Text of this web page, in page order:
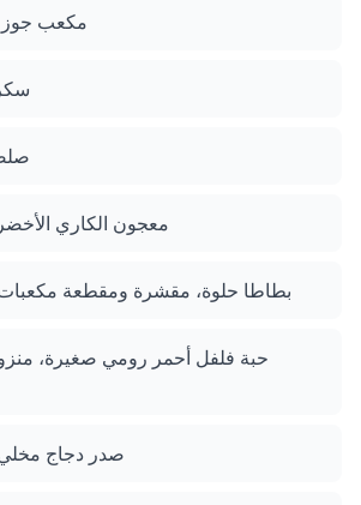
مكعب جوز
معجون الكاري الأخضر
بطاطا حلوة، مقشرة ومقطعة
حبة فلفل أحمر رومي صغيرة،
صدر دجاج